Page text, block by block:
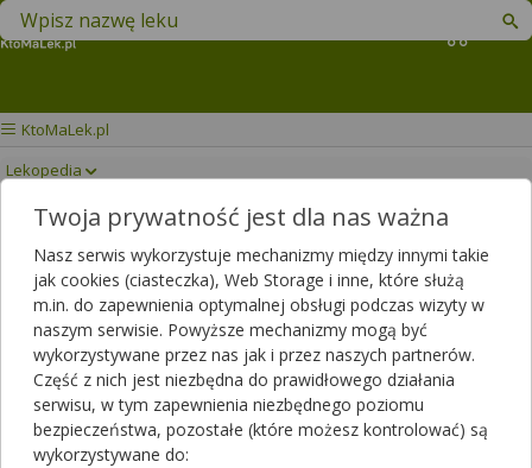
Koszyk
Znajdź lek w swojej okolicy
KtoMaLek.pl
Lekopedia
AVAMINA Drukuj/Zapisz
Twoja prywatność jest dla nas ważna
Nasz serwis wykorzystuje mechanizmy między innymi takie
jak cookies (ciasteczka), Web Storage i inne, które służą
m.in. do zapewnienia optymalnej obsługi podczas wizyty w
naszym serwisie. Powyższe mechanizmy mogą być
wykorzystywane przez nas jak i przez naszych partnerów.
Część z nich jest niezbędna do prawidłowego działania
serwisu, w tym zapewnienia niezbędnego poziomu
bezpieczeństwa, pozostałe (które możesz kontrolować) są
wykorzystywane do: